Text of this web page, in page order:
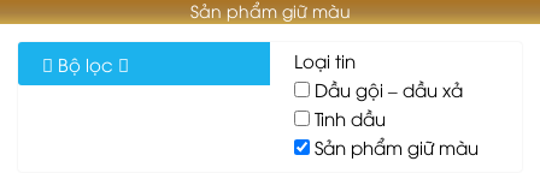
Sản phẩm giữ màu
Bộ lọc
Loại tin
Dầu gội – dầu xả
Tinh dầu
Sản phẩm giữ màu